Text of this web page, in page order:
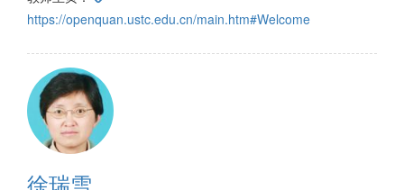
https://openquan.ustc.edu.cn/main.htm#Welcome
徐瑞雪